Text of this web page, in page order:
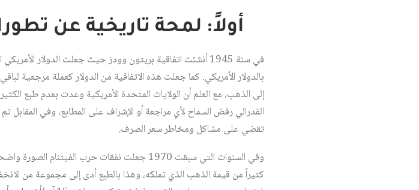
أولاً: لمحة تاريخية عن
في سنة 1945 أنشئت اتفاقية بريتون وودز حيث جعلت الدولار
بالدولار الأمريكي. كما جعلت هذه الاتفاقية من الدولار كعملة مرجعية
إلى الذهب، مع العلم أن الولايات المتحدة الأمريكية وعدت بعدم طبع
الفدرالي رفض السماح لأي مراجعة أو الإشراف على المطابع، وفي
تقضي على مشاكل ومخاطر سعر الصرف.
وفي السنوات التي سبقت 1970 جعلت نفقات حرب
كثيراً من قيمة الذهب الذي تملكه، وهذا بالطبع أدى إلى مجموعة من